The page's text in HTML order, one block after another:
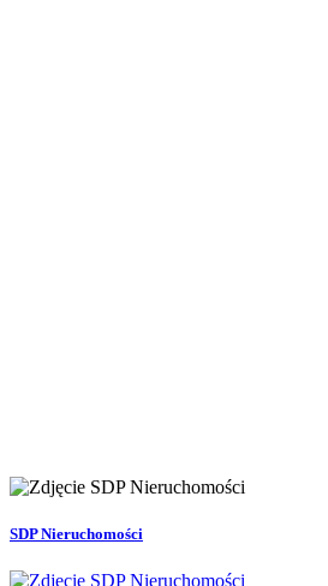
SDP Nieruchomości